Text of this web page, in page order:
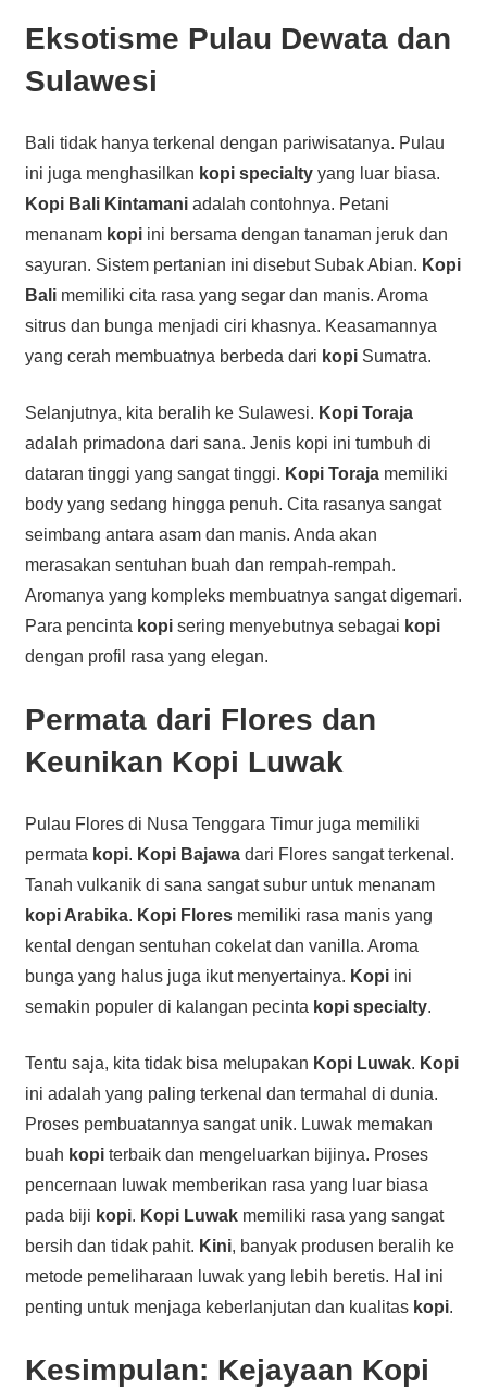
Eksotisme Pulau Dewata dan
Sulawesi
Bali tidak hanya terkenal dengan pariwisatanya. Pulau
ini juga menghasilkan kopi specialtyyang luar biasa.
Kopi Bali Kintamaniadalah contohnya. Petani
menanam kopiini bersama dengan tanaman jeruk dan
sayuran. Sistem pertanian ini disebut Subak Abian. Kopi
Balimemiliki cita rasa yang segar dan manis. Aroma
sitrus dan bunga menjadi ciri khasnya. Keasamannya
yang cerah membuatnya berbeda dari kopiSumatra.
Selanjutnya, kita beralih ke Sulawesi. Kopi Toraja
adalah primadona dari sana. Jenis kopi ini tumbuh di
dataran tinggi yang sangat tinggi. Kopi Torajamemiliki
body yang sedang hingga penuh. Cita rasanya sangat
seimbang antara asam dan manis. Anda akan
merasakan sentuhan buah dan rempah-rempah.
Aromanya yang kompleks membuatnya sangat digemari.
Para pencinta kopisering menyebutnya sebagai kopi
dengan profil rasa yang elegan.
Permata dari Flores dan
Keunikan Kopi Luwak
Pulau Flores di Nusa Tenggara Timur juga memiliki
permata kopi. Kopi Bajawadari Flores sangat terkenal.
Tanah vulkanik di sana sangat subur untuk menanam
kopi Arabika. Kopi Floresmemiliki rasa manis yang
kental dengan sentuhan cokelat dan vanilla. Aroma
bunga yang halus juga ikut menyertainya. Kopiini
semakin populer di kalangan pecinta kopi specialty.
Tentu saja, kita tidak bisa melupakan Kopi Luwak. Kopi
ini adalah yang paling terkenal dan termahal di dunia.
Proses pembuatannya sangat unik. Luwak memakan
buah kopiterbaik dan mengeluarkan bijinya. Proses
pencernaan luwak memberikan rasa yang luar biasa
pada biji kopi. Kopi Luwakmemiliki rasa yang sangat
bersih dan tidak pahit. Kini, banyak produsen beralih ke
metode pemeliharaan luwak yang lebih beretis. Hal ini
penting untuk menjaga keberlanjutan dan kualitas kopi.
Kesimpulan: Kejayaan Kopi